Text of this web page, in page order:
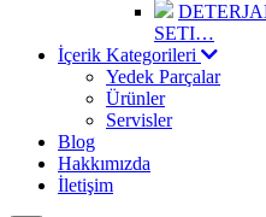
SETI…
İçerik Kategorileri
Yedek Parçalar
Ürünler
Servisler
Blog
Hakkımızda
İletişim